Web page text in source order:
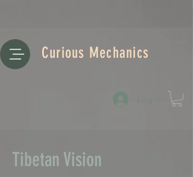
Curious Mechanics
Log-in
Tibetan Vision